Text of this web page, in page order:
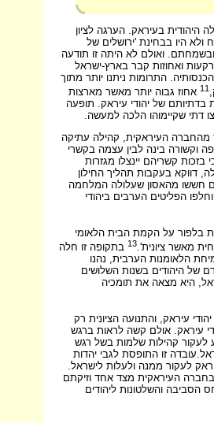
בעיראק. הערגה לציון
ולא היו בבחינת 'ירושלים של
ואולם לא היתה זו תודעה
ואחוזות קבר בארץ-ישראל
הכנסותיה. התרומות ניתנו יותר מתוך
11 אחוז גבוה יותר מאשר מארצות
בדתיותם של יהודי עיראק. תופעה
דתי שקיימוהו הלכה למעשה.
מהחברה העיראקית, קהילה עתיקה
וקשורה בינה לבין עצמה בקשרי
קשריהם יינצלו מגזרות
דווקא בעקבות תהליך החילון
חששו מהאסון שעלולה המלחמה
הערביות ולפיה יוחלפו הפליטים הערבים ביהודי
בלפור על הקמת הבית הלאומי
מאשר ציונית'.13 בתקופה זו חלה
הלאומנות הערבית, נהנו
של היהודים בשנות השלושים
במחתרת התנועה הציונית בעיראק ב- 1942 בידי שליחים מארץ-ישראל, היא מצאה את תומכיה
עיראק, והתנועה הציונית רק
עיראק. אולם קשה לראות ברגש
לעקור קהילות שלמות בשל רגש
זו התופסת לגבי יהדות
לעקור ממנה ולעלות לישראל.
העיראקית מצד אחד וזיקתם
הסביבה והשלטונות ליהודים